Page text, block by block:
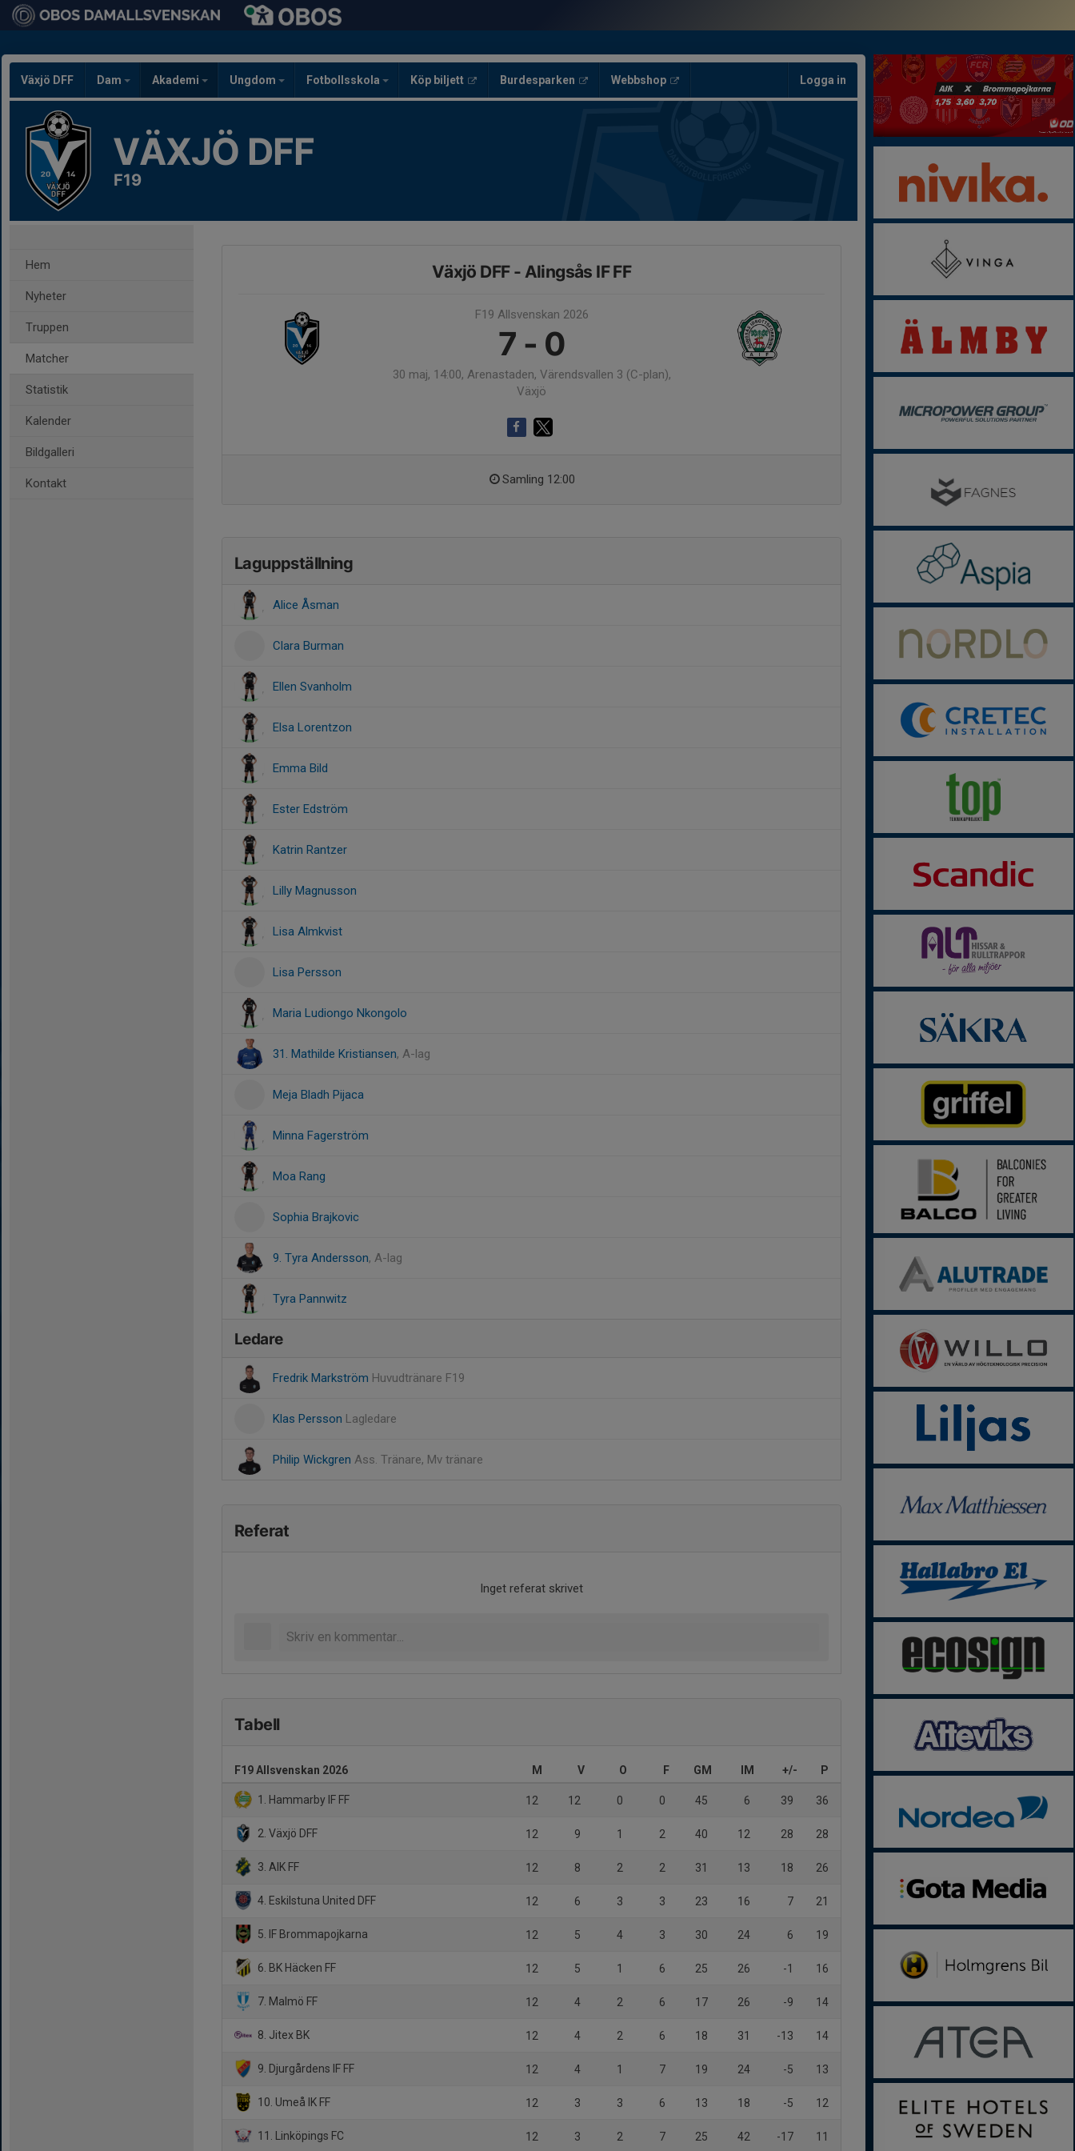
Växjö DFF Dam Akademi Ungdom Fotbollsskola Köp biljett Burdesparken Webbshop Logga in
VÄXJÖ DFF
F19
Hem
Nyheter
Truppen
Matcher
Statistik
Kalender
Bildgalleri
Kontakt
Växjö DFF - Alingsås IF FF
F19 Allsvenskan 2026
7 - 0
30 maj, 14:00, Arenastaden, Värendsvallen 3 (C-plan),
Växjö
Samling 12:00
Laguppställning
Alice Åsman
Clara Burman
Ellen Svanholm
Elsa Lorentzon
Emma Bild
Ester Edström
Katrin Rantzer
Lilly Magnusson
Lisa Almkvist
Lisa Persson
Maria Ludiongo Nkongolo
31. Mathilde Kristiansen, A-lag
Meja Bladh Pijaca
Minna Fagerström
Moa Rang
Sophia Brajkovic
9. Tyra Andersson, A-lag
Tyra Pannwitz
Ledare
Fredrik Markström Huvudtränare F19
Klas Persson Lagledare
Philip Wickgren Ass. Tränare, Mv tränare
Referat
Inget referat skrivet
Tabell
F19 Allsvenskan 2026 M V O F GM IM +/- P
1. Hammarby IF FF 12 12 0 0 45 6 39 36
2. Växjö DFF 12 9 1 2 40 12 28 28
3. AIK FF 12 8 2 2 31 13 18 26
4. Eskilstuna United DFF 12 6 3 3 23 16 7 21
5. IF Brommapojkarna 12 5 4 3 30 24 6 19
6. BK Häcken FF 12 5 1 6 25 26 -1 16
7. Malmö FF 12 4 2 6 17 26 -9 14
8. Jitex BK 12 4 2 6 18 31 -13 14
9. Djurgårdens IF FF 12 4 1 7 19 24 -5 13
10. Umeå IK FF 12 3 3 6 13 18 -5 12
11. Linköpings FC 12 3 2 7 25 42 -17 11